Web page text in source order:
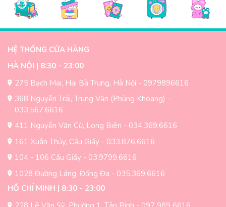
Shin cosplay pikachu ngơ ngác
Cậu bé bút chì Shin bằng gấu bông mặc áo
tắm
HỆ THỐNG CỬA HÀNG
HÀ NỘI | 8:30 - 23:00
275 Bạch Mai, Hai Bà Trưng, Hà Nội - 0979896616
368 Nguyễn Trãi, Trung Văn (Phùng Khoang) -
033.567.6616
411 Nguyễn Văn Cừ, Long Biên - 034.369.6616
161 Xuân Thủy, Cầu Giấy - 033.876.6616
104 - 106 Cầu Giấy - 03.9799.6616
1028 Đường Láng, Đống Đa - 035.369.6616
HỒ CHÍ MINH | 8:30 - 23:00